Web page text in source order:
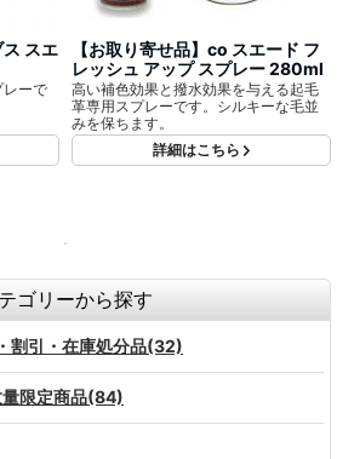
ス スエ
レーで
【お取り寄せ品】co スエード フ
レッシュ アップ スプレー 280ml
高い補色効果と撥水効果を与える起毛
革専用スプレーです。シルキーな毛並
みを保ちます。
詳細はこちら
ゴリーから探す
割引・在庫処分品(32)
限定商品(84)